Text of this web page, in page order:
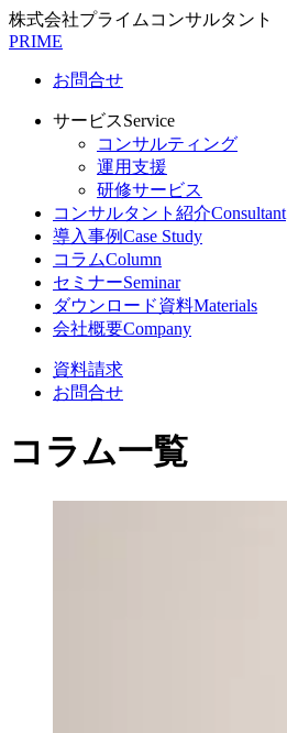
株式会社プライムコンサルタント
PRIME
お問合せ
サービスService
コンサルティング
運用支援
研修サービス
コンサルタント紹介Consultant
導入事例Case Study
コラムColumn
セミナーSeminar
ダウンロード資料Materials
会社概要Company
資料請求
お問合せ
コラム一覧